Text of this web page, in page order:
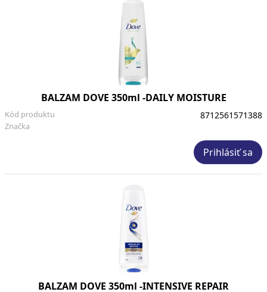
BALZAM DOVE 350ml -DAILY MOISTURE
Značka
Kód produktu 8712561571388
Prihlásiť sa
BALZAM DOVE 350ml -INTENSIVE REPAIR